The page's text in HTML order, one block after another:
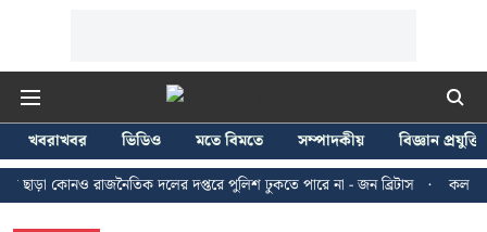
খবরাখবর ভিডিও মতে বিমতে সম্পাদকীয়
বিজ্ঞান প্রযুক্তি
রাজনৈতিক দলের দপ্তরে পুলিশ ঢুকতে পারে না - জন ব্রিটাস
কলকাতায় ২৪